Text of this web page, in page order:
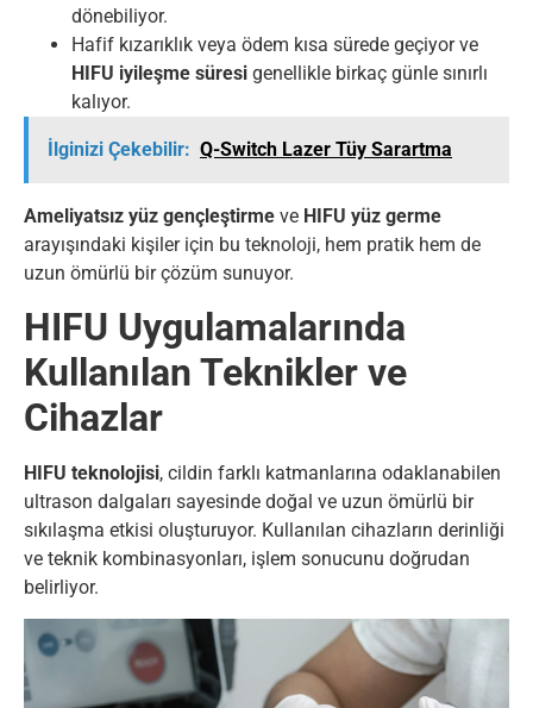
dönebiliyor.
Hafif kızarıklık veya ödem kısa sürede geçiyor ve
HIFU iyileşme süresi genellikle birkaç günle sınırlı
kalıyor.
İlginizi Çekebilir: Q-Switch Lazer Tüy Sarartma
Ameliyatsız yüz gençleştirme ve HIFU yüz germe
arayışındaki kişiler için bu teknoloji, hem pratik hem de
uzun ömürlü bir çözüm sunuyor.
HIFU Uygulamalarında
Kullanılan Teknikler ve
Cihazlar
HIFU teknolojisi, cildin farklı katmanlarına odaklanabilen
ultrason dalgaları sayesinde doğal ve uzun ömürlü bir
sıkılaşma etkisi oluşturuyor. Kullanılan cihazların derinliği
ve teknik kombinasyonları, işlem sonucunu doğrudan
belirliyor.